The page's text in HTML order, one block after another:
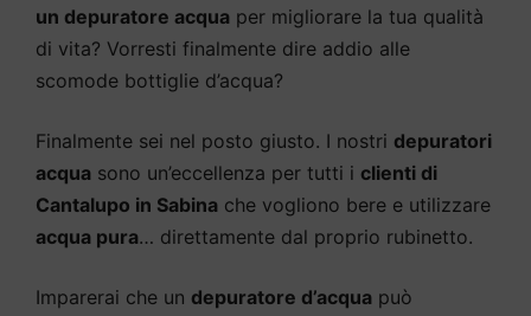
un depuratore acqua per migliorare la tua qualità
di vita? Vorresti finalmente dire addio alle
scomode bottiglie d’acqua?
Finalmente sei nel posto giusto. I nostri depuratori
acqua sono un’eccellenza per tutti i clienti di
Cantalupo in Sabina che vogliono bere e utilizzare
acqua pura… direttamente dal proprio rubinetto.
Imparerai che un depuratore d’acqua può